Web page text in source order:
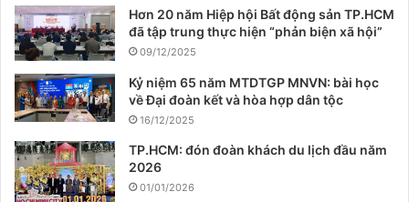
Hơn 20 năm Hiệp hội Bất động sản TP.HCM
đã tập trung thực hiện “phản biện xã hội”
09/12/2025
Kỷ niệm 65 năm MTDTGP MNVN: bài học
về Đại đoàn kết và hòa hợp dân tộc
16/12/2025
TP.HCM: đón đoàn khách du lịch đầu năm
2026
01/01/2026